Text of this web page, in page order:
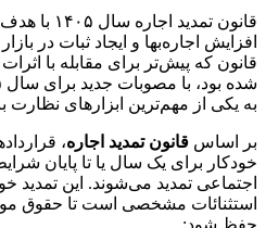
قانون
افزایش اجاره‌بها و ایجاد ثبات در
قانون که پیش‌تر برای مقابله با
به یکی از مهم‌ترین ابزارهای نظارت
بر اساس قانون تمدید اجاره،
خودکار برای یک سال یا تا پایان
اجتماعی تمدید می‌شوند. این تمدید
استثنائات مشخصی است تا حقوق
حفظ شود: